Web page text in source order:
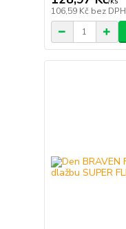
106,59 Kč bez DPH